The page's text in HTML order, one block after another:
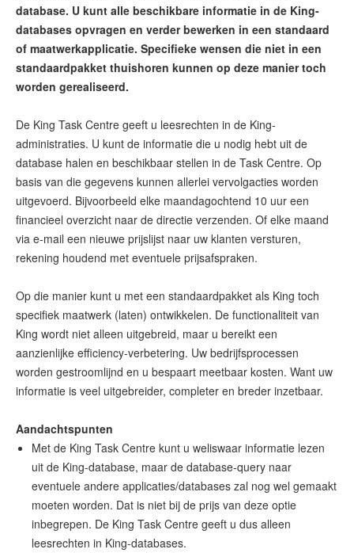
database. U kunt alle beschikbare informatie in de King-
databases opvragen en verder bewerken in een standaard
of maatwerkapplicatie. Specifieke wensen die niet in een
standaardpakket thuishoren kunnen op deze manier toch
worden gerealiseerd.
De King Task Centre geeft u leesrechten in de King-
administraties. U kunt de informatie die u nodig hebt uit de
database halen en beschikbaar stellen in de Task Centre. Op
basis van die gegevens kunnen allerlei vervolgacties worden
uitgevoerd. Bijvoorbeeld elke maandagochtend 10 uur een
financieel overzicht naar de directie verzenden. Of elke maand
via e-mail een nieuwe prijslijst naar uw klanten versturen,
rekening houdend met eventuele prijsafspraken.
Op die manier kunt u met een standaardpakket als King toch
specifiek maatwerk (laten) ontwikkelen. De functionaliteit van
King wordt niet alleen uitgebreid, maar u bereikt een
aanzienlijke efficiency-verbetering. Uw bedrijfsprocessen
worden gestroomlijnd en u bespaart meetbaar kosten. Want uw
informatie is veel uitgebreider, completer en breder inzetbaar.
Aandachtspunten
Met de King Task Centre kunt u weliswaar informatie lezen
uit de King-database, maar de database-query naar
eventuele andere applicaties/databases zal nog wel gemaakt
moeten worden. Dat is niet bij de prijs van deze optie
inbegrepen. De King Task Centre geeft u dus alleen
leesrechten in King-databases.